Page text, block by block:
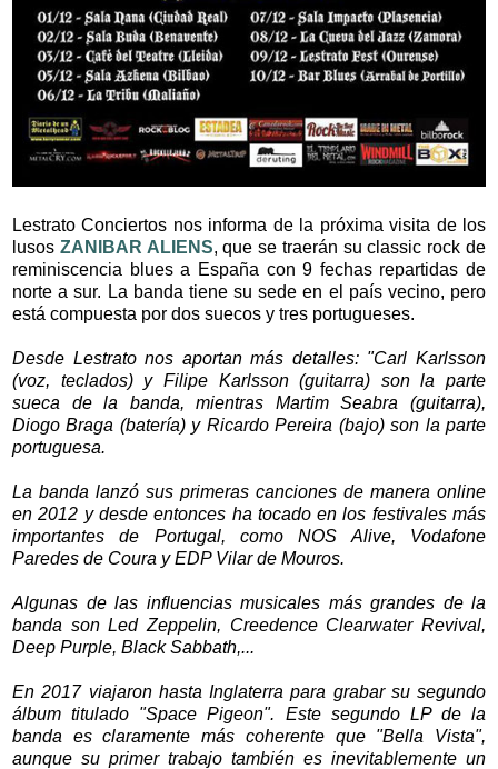
Lestrato Conciertos nos informa de la próxima visita de los
lusos ZANIBAR ALIENS, que se traerán su classic rock de
reminiscencia blues a España con 9 fechas repartidas de
norte a sur. La banda tiene su sede en el país vecino, pero
está compuesta por dos suecos y tres portugueses.
Desde Lestrato nos aportan más detalles: "Carl Karlsson
(voz, teclados) y Filipe Karlsson (guitarra) son la parte
sueca de la banda, mientras Martim Seabra (guitarra),
Diogo Braga (batería) y Ricardo Pereira (bajo) son la parte
portuguesa.
La banda lanzó sus primeras canciones de manera online
en 2012 y desde entonces ha tocado en los festivales más
importantes de Portugal, como NOS Alive, Vodafone
Paredes de Coura y EDP Vilar de Mouros.
Algunas de las influencias musicales más grandes de la
banda son Led Zeppelin, Creedence Clearwater Revival,
Deep Purple, Black Sabbath,...
En 2017 viajaron hasta Inglaterra para grabar su segundo
álbum titulado "Space Pigeon". Este segundo LP de la
banda es claramente más coherente que "Bella Vista",
aunque su primer trabajo también es inevitablemente un